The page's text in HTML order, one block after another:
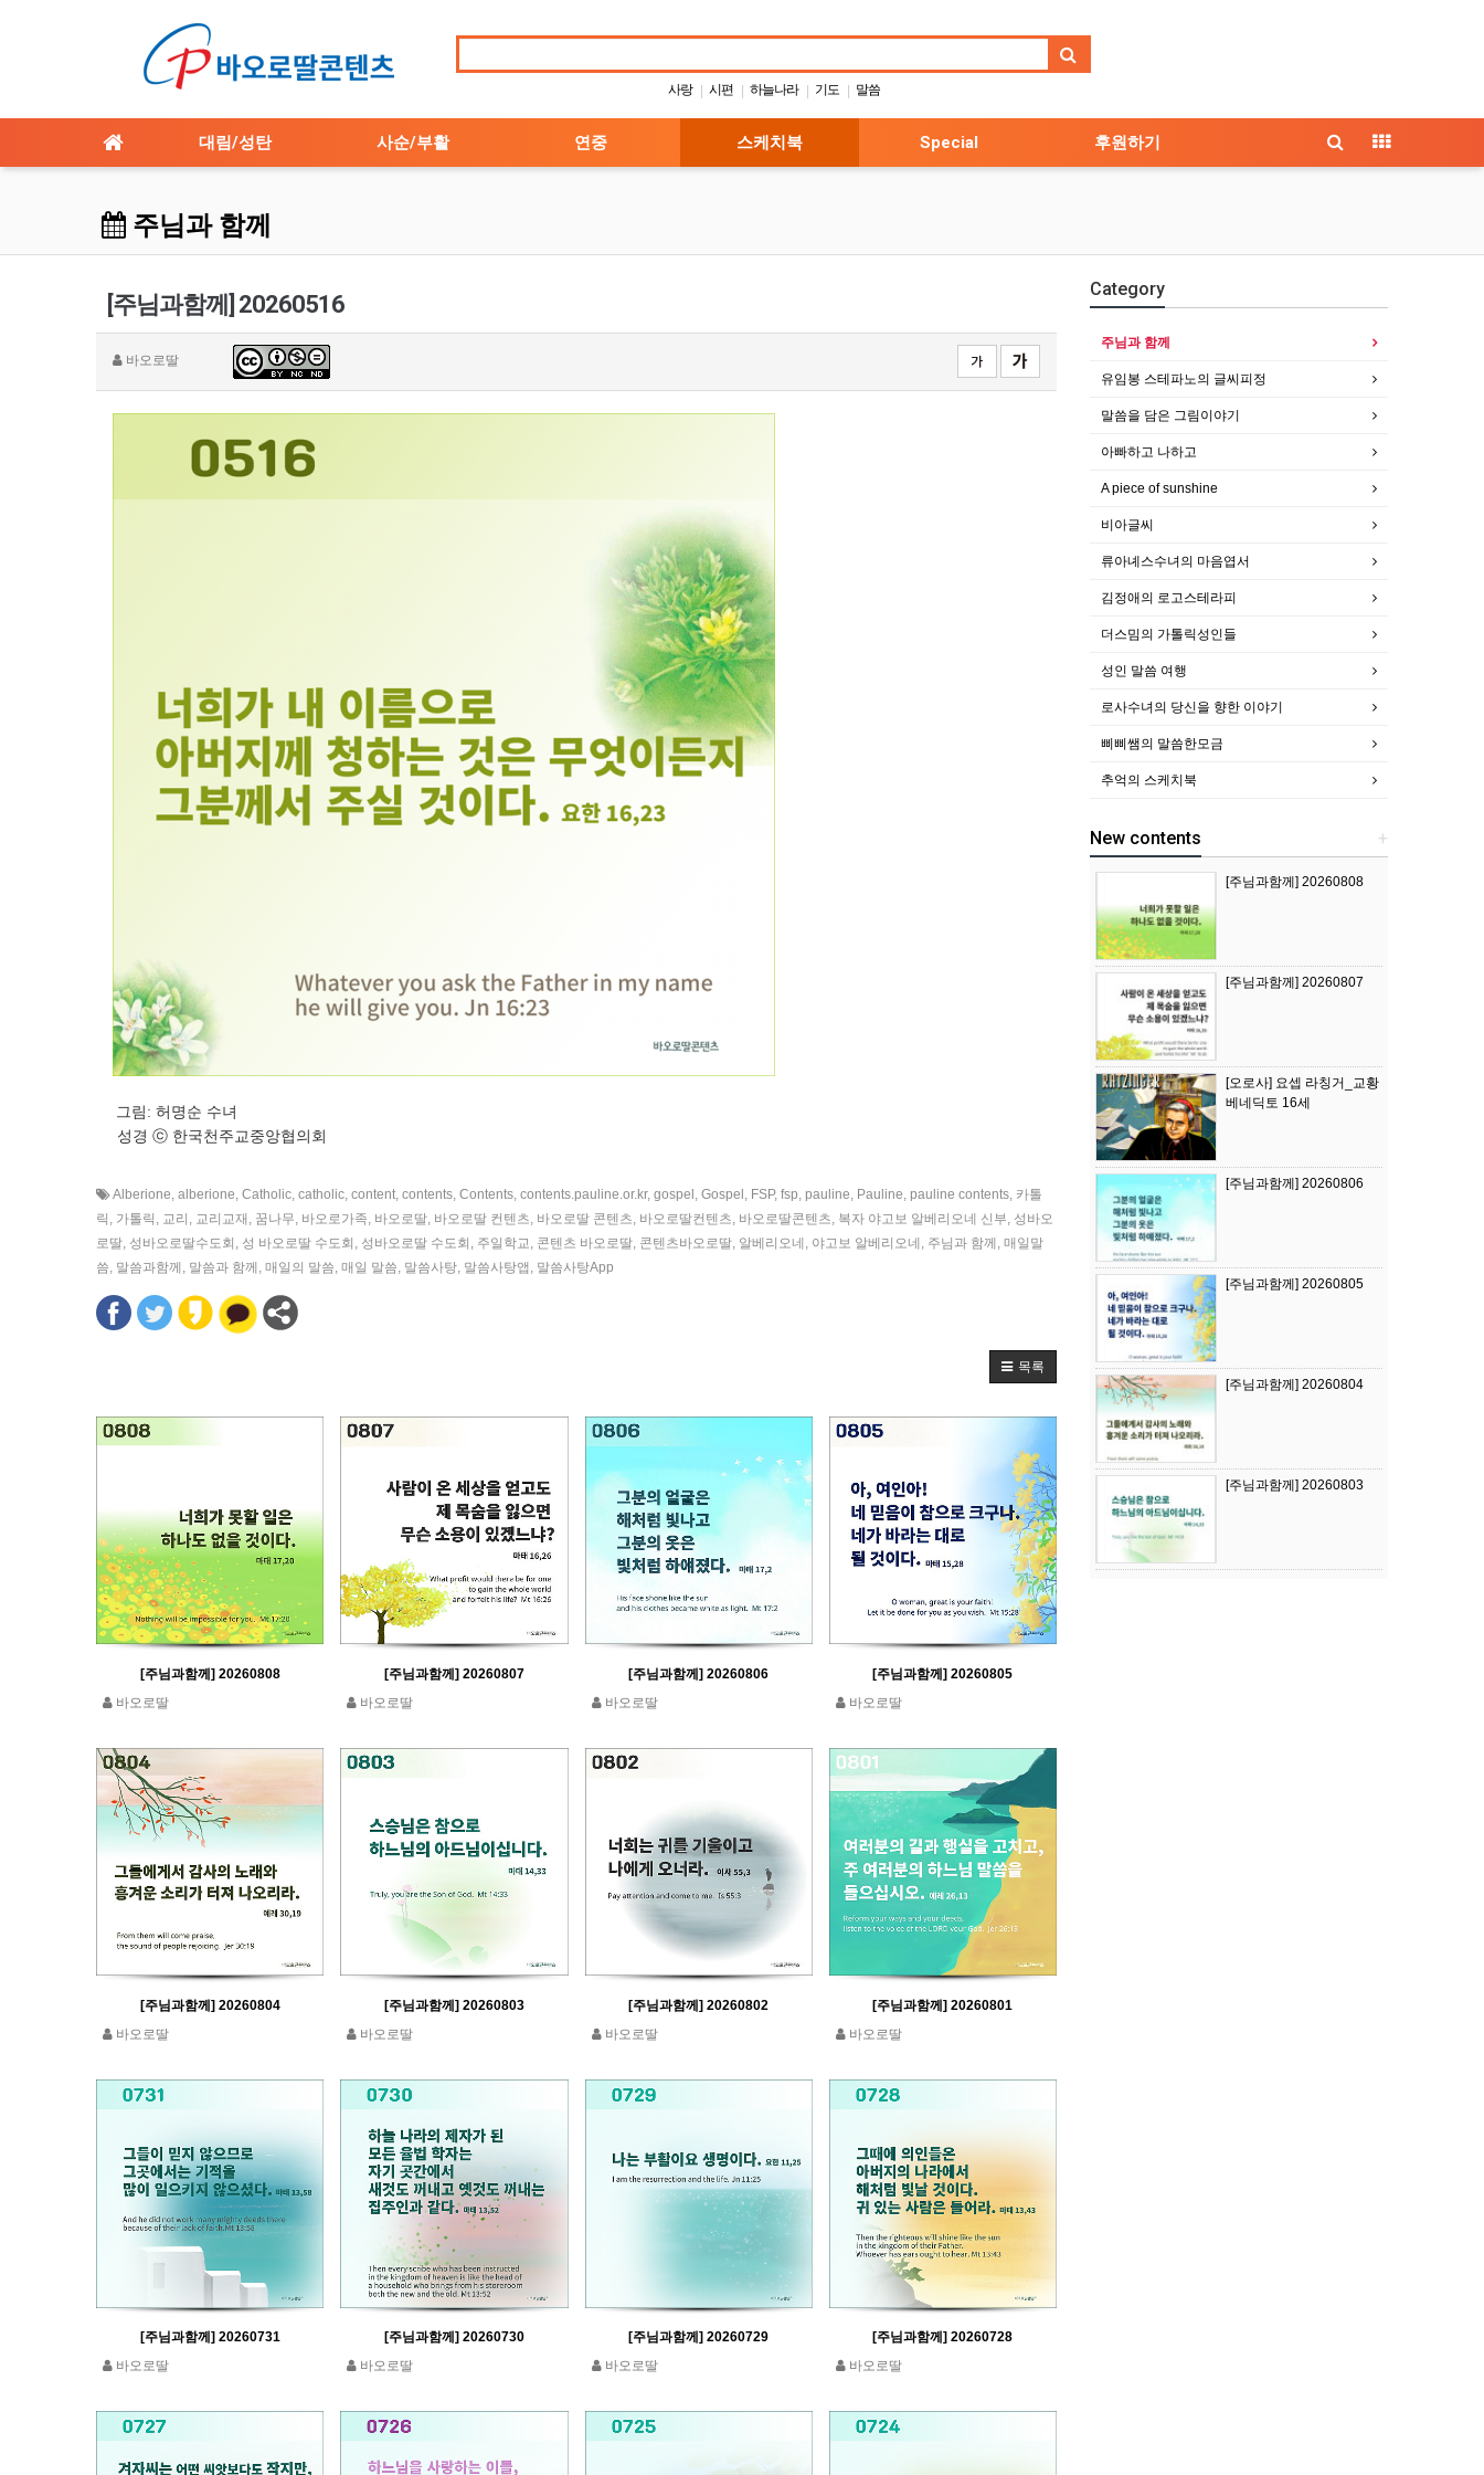
사랑 | 시편 | 하늘나라 | 기도 | 말씀
대림/성탄 사순/부활 연중 스케치북 Special 후원하기
주님과 함께
[주님과함께] 20260516
바오로딸
그림: 허명순 수녀
성경 ⓒ 한국천주교중앙협의회
Alberione, alberione, Catholic, catholic, content, contents, Contents, contents.pauline.or.kr, gospel , Gospel , FSP, fsp, pauline, Pauline, pauline contents, 카톨
릭 , 가톨릭 , 교리 , 교리교재 , 꿈나무, 바오로가족, 바오로딸, 바오로딸 컨텐츠, 바오로딸 콘텐츠, 바오로딸컨텐츠, 바오로딸콘텐츠, 복자 야고보 알베리오네 신부, 성바오
로딸, 성바오로딸수도회 , 성 바오로딸 수도회 , 성바오로딸 수도회 , 주일학교, 콘텐츠 바오로딸, 콘텐츠바오로딸, 알베리오네 , 야고보 알베리오네 , 주님과 함께 , 매일말
씀, 말씀과함께 , 말씀과 함께 , 매일의 말씀, 매일 말씀, 말씀사탕, 말씀사탕앱 , 말씀사탕App
목록
[주님과함께] 20260808
바오로딸
[주님과함께] 20260807
바오로딸
[주님과함께] 20260806
바오로딸
[주님과함께] 20260805
바오로딸
[주님과함께] 20260804
바오로딸
[주님과함께] 20260803
바오로딸
[주님과함께] 20260802
바오로딸
[주님과함께] 20260801
바오로딸
[주님과함께] 20260731
바오로딸
[주님과함께] 20260730
바오로딸
[주님과함께] 20260729
바오로딸
[주님과함께] 20260728
바오로딸
Category
주님과 함께
유임봉 스테파노의 글씨피정
말씀을 담은 그림이야기
아빠하고 나하고
A piece of sunshine
비아글씨
류아녜스수녀의 마음엽서
김정애의 로고스테라피
더스밈의 가톨릭성인들
성인 말씀 여행
로사수녀의 당신을 향한 이야기
삐삐쌤의 말씀한모금
추억의 스케치북
+
New contents
[주님과함께] 20260808
[주님과함께] 20260807
[오로사] 요셉 라칭거_교황
베네딕토 16세
[주님과함께] 20260806
[주님과함께] 20260805
[주님과함께] 20260804
[주님과함께] 20260803